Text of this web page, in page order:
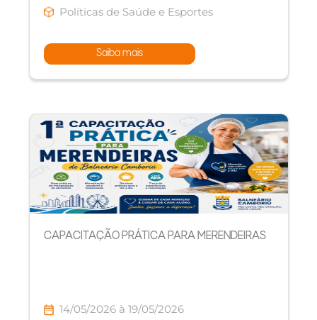
Políticas de Saúde e Esportes
Saiba mais
CAPACITAÇÃO PRÁTICA PARA MERENDEIRAS
14/05/2026 à 19/05/2026